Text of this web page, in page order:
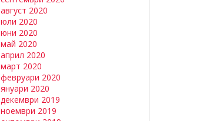
август 2020
юли 2020
юни 2020
май 2020
април 2020
март 2020
февруари 2020
януари 2020
декември 2019
ноември 2019